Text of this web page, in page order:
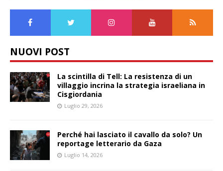
NUOVI POST
La scintilla di Tell: La resistenza di un
villaggio incrina la strategia israeliana in
Cisgiordania
Luglio 29, 2026
Perché hai lasciato il cavallo da solo? Un
reportage letterario da Gaza
Luglio 14, 2026